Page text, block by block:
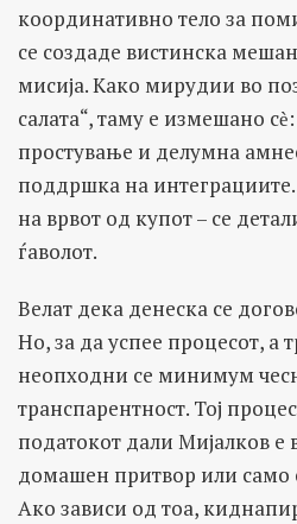
координативно тело за
се создаде вистинска
мисија. Како мирудии во
салата“, таму е измешано
простување и делумна
поддршка на
на врвот од купот – се
ѓаволот.
Велат дека денеска се
Но, за да успее процесот, а
неопходни се минимум
транспарентност. Тој
податокот дали Мијалков е
домашен притвор или само
Ако зависи од тоа,